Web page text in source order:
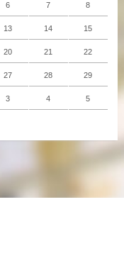
6 7 8
13 14 15
20 21 22
27 28 29
3 4 5